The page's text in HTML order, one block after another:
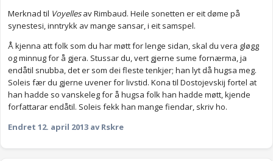
Merknad til Voyellesav Rimbaud. Heile sonetten er eit døme på
synestesi, inntrykk av mange sansar, i eit samspel.
Å kjenna att folk som du har møtt for lenge sidan, skal du vera gløgg
og minnug for å gjera. Stussar du, vert gjerne sume fornærma, ja
endåtil snubba, det er som dei fleste tenkjer; han lyt då hugsa meg.
Soleis fær du gjerne uvener for livstid. Kona til Dostojevskij fortel at
han hadde so vanskeleg for å hugsa folk han hadde møtt, kjende
forfattarar endåtil. Soleis fekk han mange fiendar, skriv ho.
Endret 12. april 2013 av Rskre